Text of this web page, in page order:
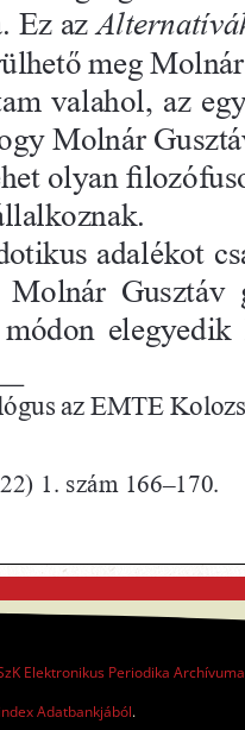
Elektronikus Periodika Archívuma
Adatbankjából.